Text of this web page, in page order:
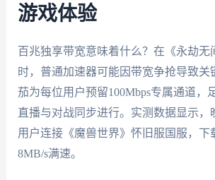
游戏体验
百兆独享带宽意味着什么？在《永劫无
时，普通加速器可能因带宽争抢导致关
茄为每位用户预留100Mbps专属通道，
直播与对战同步进行。实测数据显示，
用户连接《魔兽世界》怀旧服国服，下
8MB/s满速。